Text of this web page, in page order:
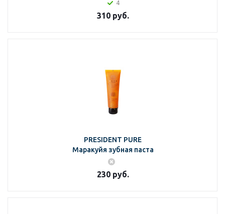
4
310руб.
PRESIDENT PURE
Маракуйя зубная паста
230руб.